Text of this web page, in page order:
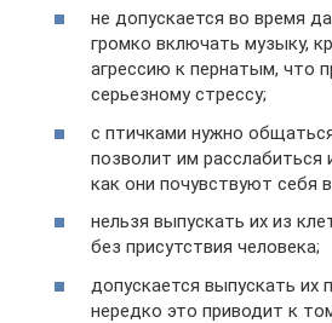
не допускается во время
громко включать музыку,
агрессию к пернатым, что
серьезному стрессу;
с птичками нужно
позволит им расслабиться
как они почувствуют себя
нельзя выпускать их из
без присутствия человека;
допускается выпускать их
нередко это приводит к